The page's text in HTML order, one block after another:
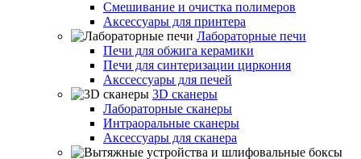
Смешивание и очистка полимеров
Аксессуары для принтера
Лабораторные печи
Печи для обжига керамики
Печи для синтеризации циркония
Акссессуары для печей
3D сканеры
Лабораторные сканеры
Интраоральные сканеры
Аксессуары для сканера